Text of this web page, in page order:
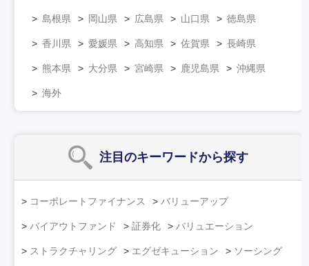
島根県 岡山県 広島県 山口県 徳島県
香川県 愛媛県 高知県 佐賀県 長崎県
熊本県 大分県 宮崎県 鹿児島県 沖縄県
海外
注目のキーワードから探す
コーポレートファイナンス バリューアップ
バイアウトファンド 証券化 バリュエーション
ストラクチャリング エグゼキューション ソーシング